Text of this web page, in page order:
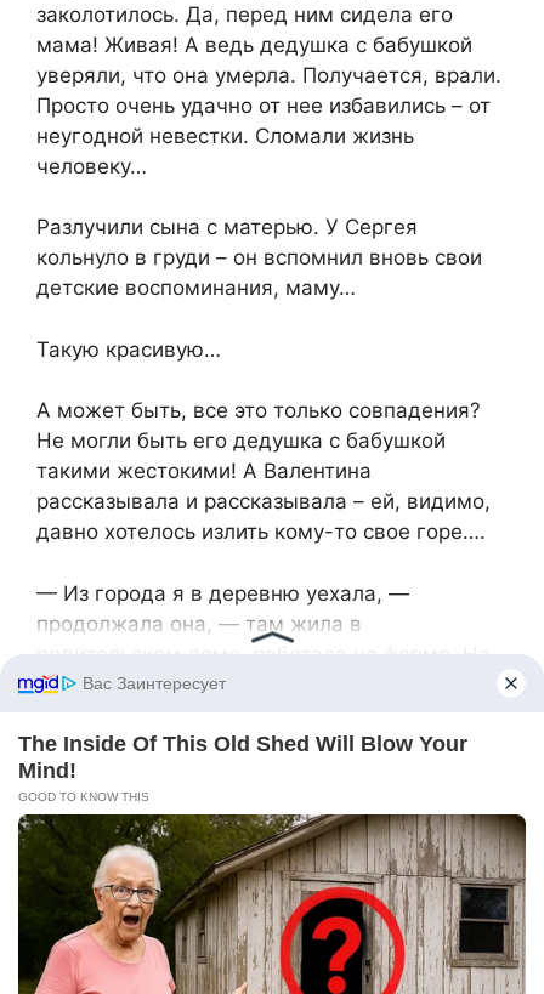
заколотилось. Да, перед ним сидела его
мама! Живая! А ведь дедушка с бабушкой
уверяли, что она умерла. Получается, врали.
Просто очень удачно от нее избавились – от
неугодной невестки. Сломали жизнь
человеку…
Разлучили сына с матерью. У Сергея
кольнуло в груди – он вспомнил вновь свои
детские воспоминания, маму…
Такую красивую…
А может быть, все это только совпадения?
Не могли быть его дедушка с бабушкой
такими жестокими! А Валентина
рассказывала и рассказывала – ей, видимо,
давно хотелось излить кому-то свое горе….
— Из города я в деревню уехала, —
продолжала она, — там жила в
пенсию там же вышла. А потом в моем доме
выскочить. Словом, сгорел дом до тла…
Помыкалась я по соседям с месяц, а потом
мне знакомые предложили в Москву поехать
– там на швейную фабрику работниц
набирали, общежитие было. Я и согласилась.
А что? Шить я умела, мне не важно, сколько
платили. Главное, что крыша над головой
была. Но оказалось, все это обман был. Не
фабрика вовсе, а какой-то подвал. Там и